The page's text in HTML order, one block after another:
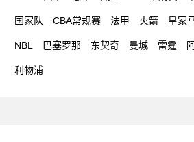
国家队 CBA常规赛 法甲 火箭 皇家
NBL 巴塞罗那 东契奇 曼城 雷霆
利物浦